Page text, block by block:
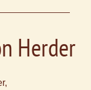
Herder